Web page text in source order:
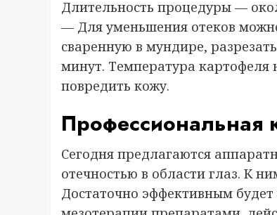
Длительность процедуры —
— Для уменьшения отеков
сваренную в мундире,
минут. Температура
повредить кожу.
Профессиональная
Сегодня предлагаются
отечностью в области глаз. К
Достаточно эффективным